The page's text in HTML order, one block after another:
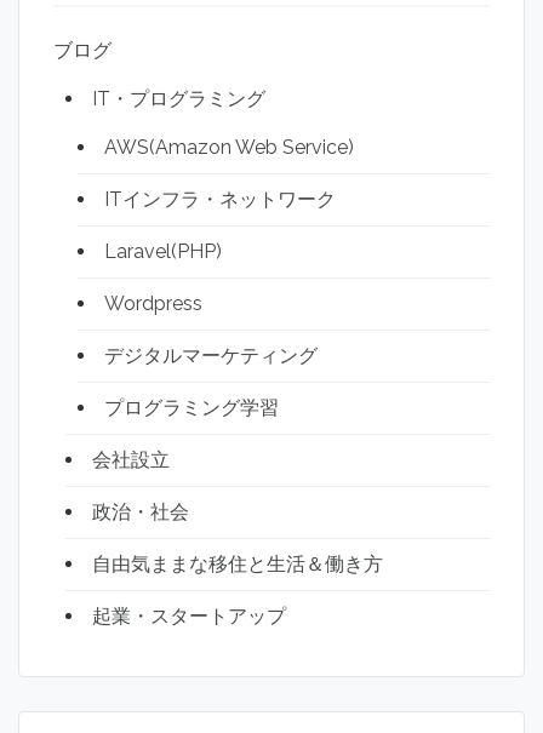
ブログ
IT・プログラミング
AWS(Amazon Web Service)
ITインフラ・ネットワーク
Laravel(PHP)
Wordpress
デジタルマーケティング
プログラミング学習
会社設立
政治・社会
自由気ままな移住と生活＆働き方
起業・スタートアップ